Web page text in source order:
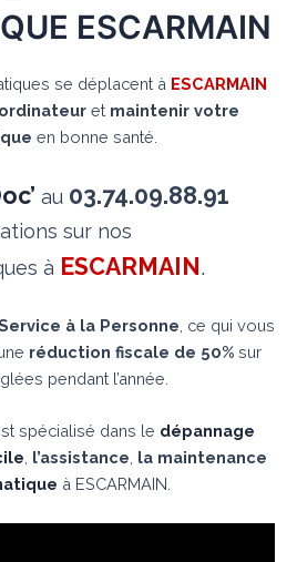
ESCARMAIN
se déplacent à ESCARMAIN
et maintenir votre
en bonne santé.
au 03.74.09.88.91
sur nos
à ESCARMAIN.
à la Personne , ce qui vous
réduction fiscale de 50% sur
pendant l’année.
spécialisé dans le dépannage
l’assistance la maintenance
à ESCARMAIN.